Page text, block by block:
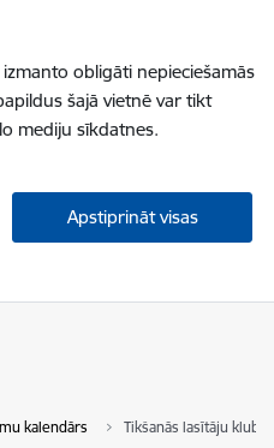
obligāti nepieciešamās
šajā vietnē var tikt
mediju sīkdatnes.
Apstiprināt visas
kalendārs Tikšanās lasītāju